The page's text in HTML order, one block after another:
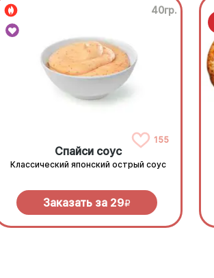
40гр.
155
Спайси соус
Классический японский острый соус
Заказать за 29R